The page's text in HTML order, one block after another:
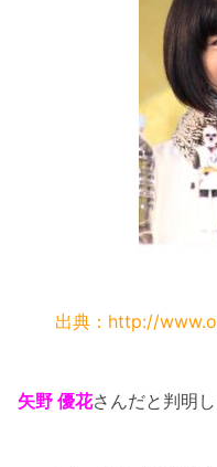
出典：http://
矢野 優花さんだと判明し